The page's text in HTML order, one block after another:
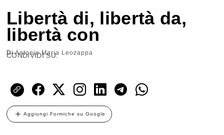
Libertà di, libertà da,
libertà con
DiAntonio Maria Leozappa
CONDIVIDI SU:
Aggiungi Formiche su Google